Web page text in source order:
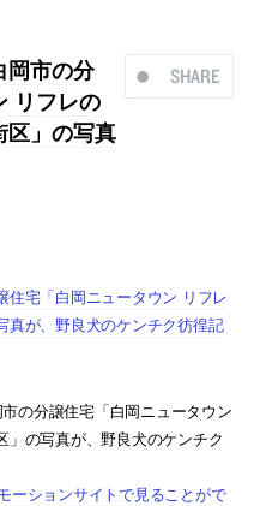
SHARE
岡市の分
リフレの
区」の写真
住宅「白岡ニュータウン リフレ
真が、野良犬のケンチク彷徨記
の分譲住宅「白岡ニュータウン
」の写真が、野良犬のケンチク
ーションサイトで見ることがで